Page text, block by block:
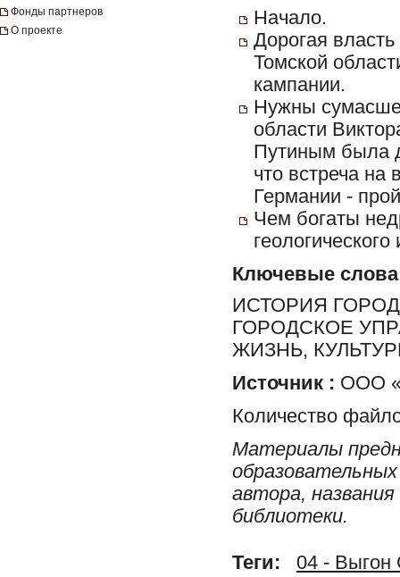
Фонды партнеров
О проекте
Начало.
Дорогая
Томской
кампании.
Нужны
области
Путиным была
что встреча на
Германии -
Чем богаты
Ключевые слова
ИСТОРИЯ
ГОРОДСКОЕ
ЖИЗНЬ,
Источник : ООО
Количество
Материалы
автора,
библиотеки.
Теги:
04 - Выгон